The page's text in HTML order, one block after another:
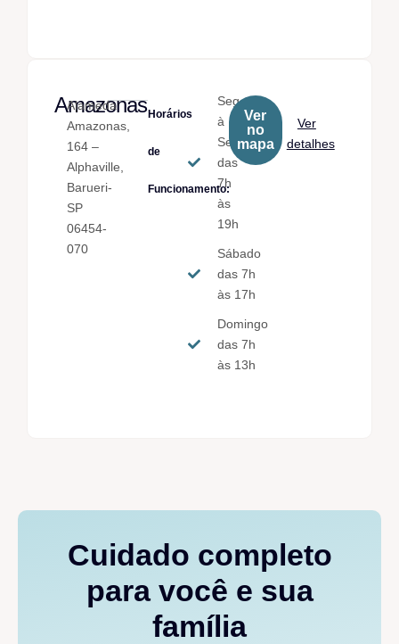
Amazonas
Alameda
Amazonas,
164 –
Alphaville,
Barueri-
SP
06454-
070
Horários
de
Funcionamento:
Seg.
à
Sex.
das
7h
às
19h
Sábado
das 7h
às 17h
Domingo
das 7h
às 13h
Ver
no
mapa
Ver
detalhes
Cuidado completo
para você e sua
família